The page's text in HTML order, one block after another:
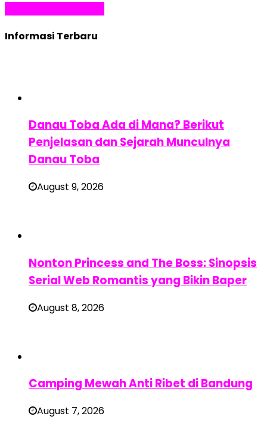
Informasi Terbaru
Danau Toba Ada di Mana? Berikut
Penjelasan dan Sejarah Munculnya
Danau Toba
August 9, 2026
Nonton Princess and The Boss: Sinopsis
Serial Web Romantis yang Bikin Baper
August 8, 2026
Camping Mewah Anti Ribet di Bandung
August 7, 2026